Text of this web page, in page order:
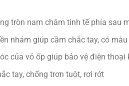
tròn nam châm tinh tế phía sau
nhám giúp cầm chắc tay, có
của vỏ ốp giúp bảo vệ điện
tay, chống trơn tuột, rơi rớt